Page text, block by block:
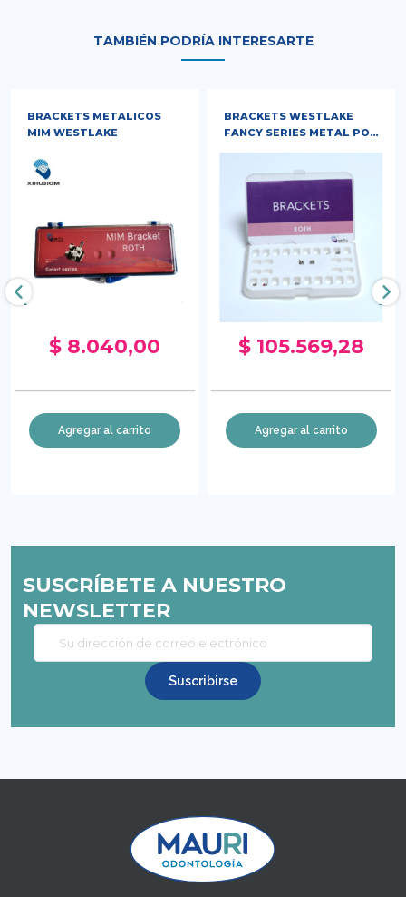
TAMBIÉN PODRÍA INTERESARTE
BRACKETS METALICOS
MIM WESTLAKE
$ 8.040,00
Agregar al carrito
BRACKETS WESTLAKE
FANCY SERIES METAL POR
$ 105.569,28
Agregar al carrito
‹ ›
SUSCRÍBETE A NUESTRO
NEWSLETTER